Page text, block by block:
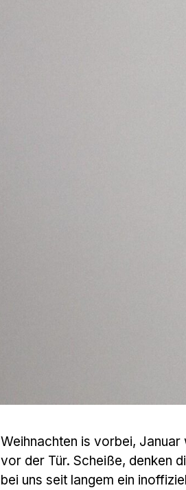
Weihnachten is vorbei,
vor der Tür. Scheiße, denken
bei uns seit langem ein